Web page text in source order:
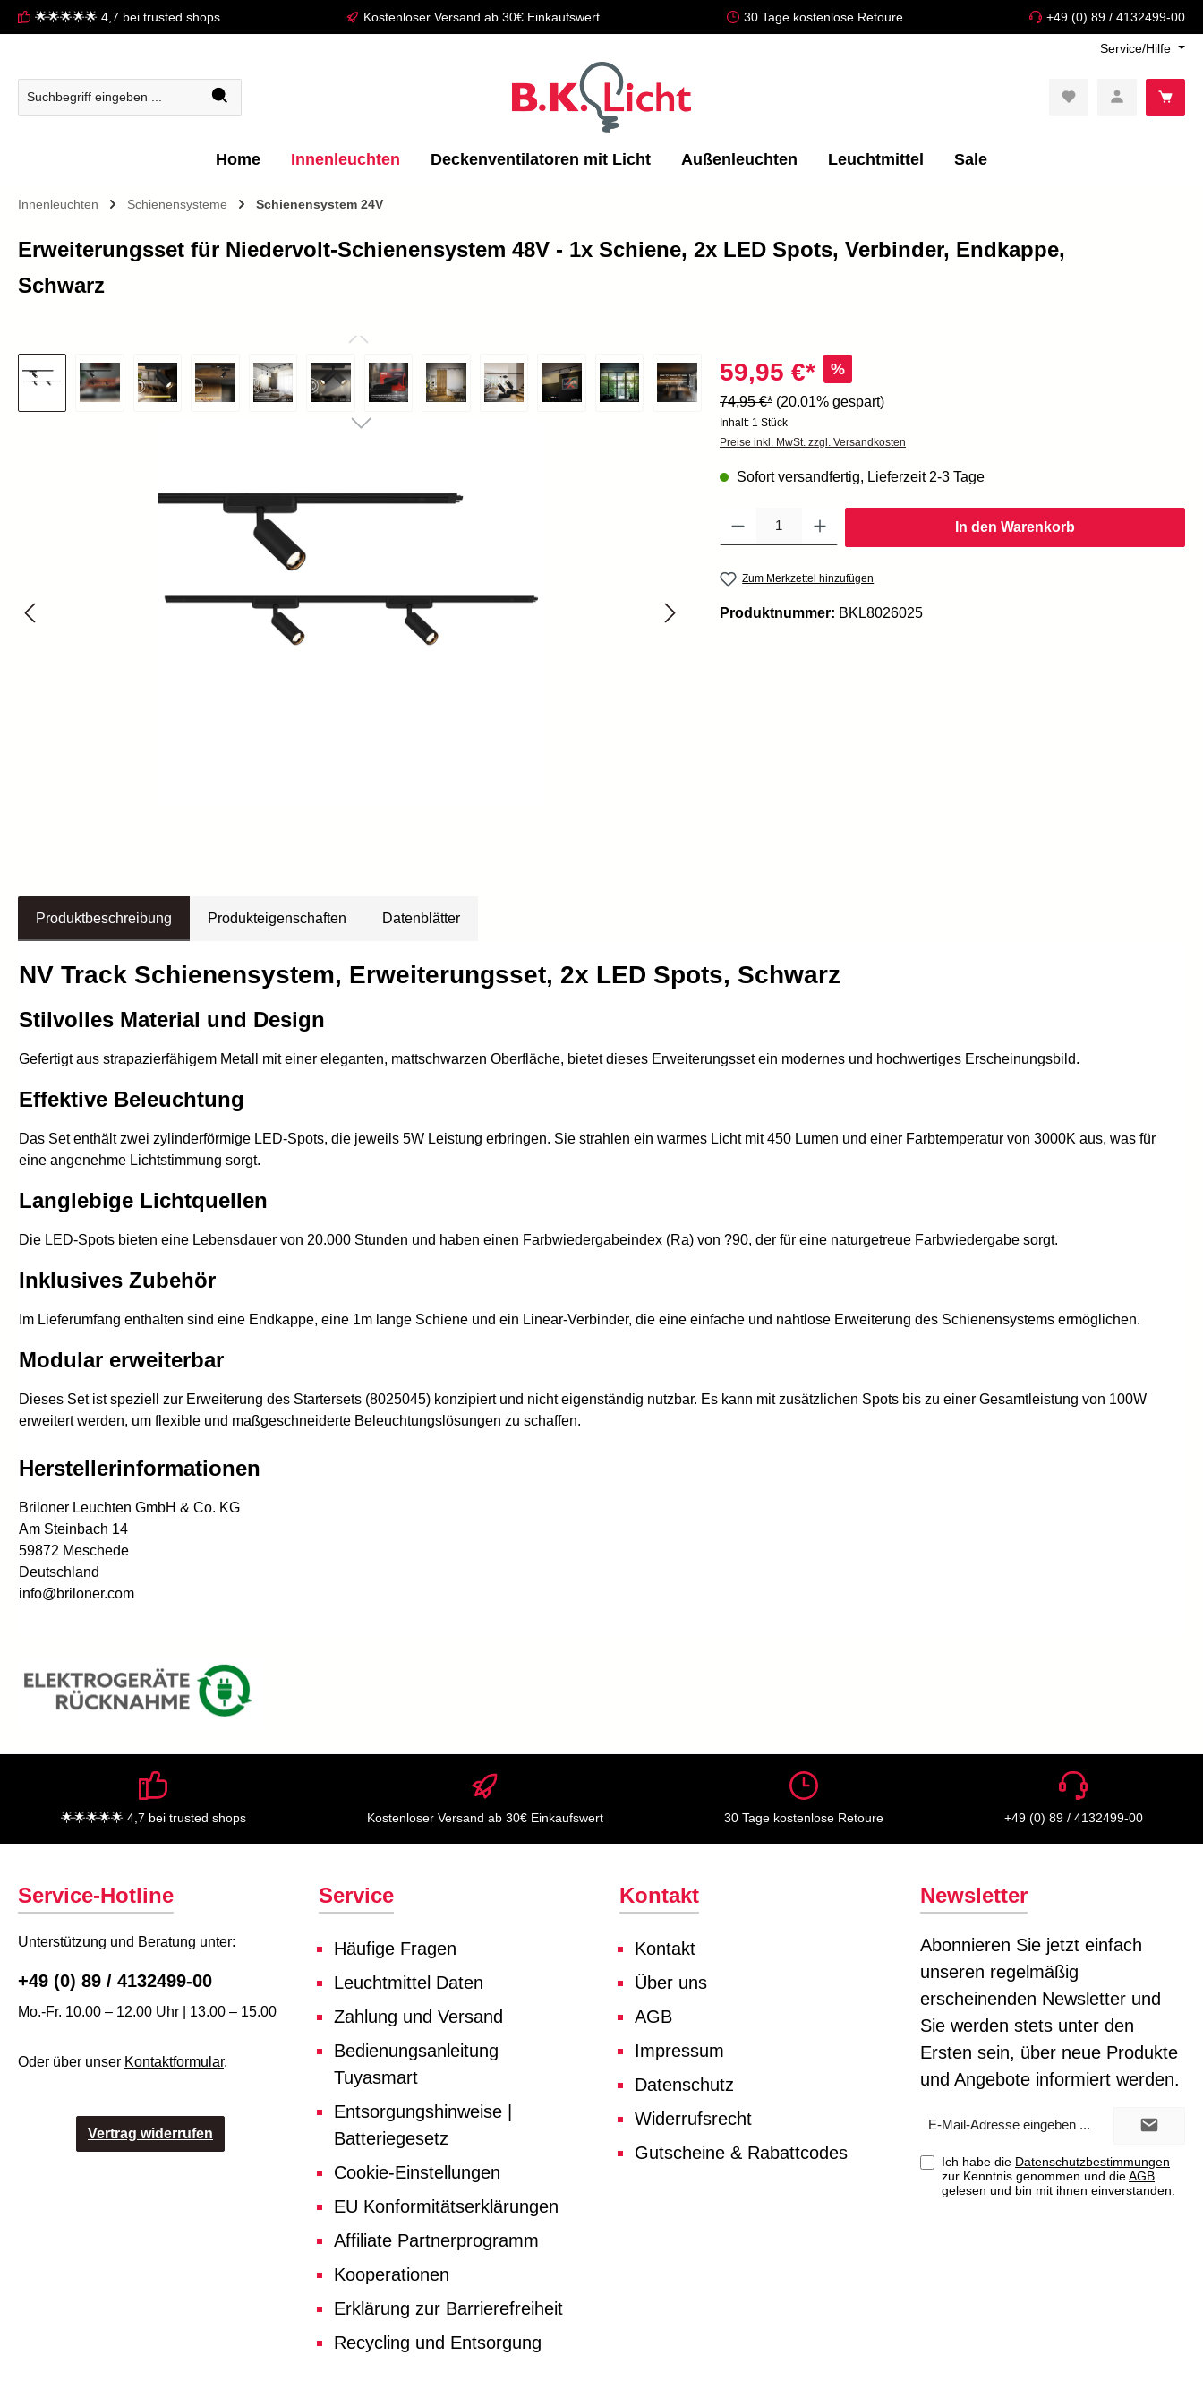
Zur Hauptnavigation springen
🌟🌟🌟🌟🌟 4,7 bei trusted shops Kostenloser Versand ab 30€ Einkaufswert 30 Tage kostenlose Retoure +49 (0) 89 / 4132499-00
Service/Hilfe
Home Innenleuchten Deckenventilatoren mit Licht Außenleuchten Leuchtmittel Sale
Innenleuchten Schienensysteme Schienensystem 24V
Erweiterungsset für Niedervolt-Schienensystem 48V - 1x Schiene, 2x LED Spots, Verbinder, Endkappe,
Schwarz
Bildergalerie überspringen 59,95 €* %
74,95 €* (20.01% gespart)
Inhalt: 1 Stück
Preise inkl. MwSt. zzgl. Versandkosten
Sofort versandfertig, Lieferzeit 2-3 Tage
In den Warenkorb
Zum Merkzettel hinzufügen
Produktnummer: BKL8026025
Produktbeschreibung Produkteigenschaften Datenblätter
NV Track Schienensystem, Erweiterungsset, 2x LED Spots, Schwarz
Stilvolles Material und Design
Gefertigt aus strapazierfähigem Metall mit einer eleganten, mattschwarzen Oberfläche, bietet dieses Erweiterungsset ein modernes und hochwertiges Erscheinungsbild.
Effektive Beleuchtung
Das Set enthält zwei zylinderförmige LED-Spots, die jeweils 5W Leistung erbringen. Sie strahlen ein warmes Licht mit 450 Lumen und einer Farbtemperatur von 3000K aus, was für
eine angenehme Lichtstimmung sorgt.
Langlebige Lichtquellen
Die LED-Spots bieten eine Lebensdauer von 20.000 Stunden und haben einen Farbwiedergabeindex (Ra) von ?90, der für eine naturgetreue Farbwiedergabe sorgt.
Inklusives Zubehör
Im Lieferumfang enthalten sind eine Endkappe, eine 1m lange Schiene und ein Linear-Verbinder, die eine einfache und nahtlose Erweiterung des Schienensystems ermöglichen.
Modular erweiterbar
Dieses Set ist speziell zur Erweiterung des Startersets (8025045) konzipiert und nicht eigenständig nutzbar. Es kann mit zusätzlichen Spots bis zu einer Gesamtleistung von 100W
erweitert werden, um flexible und maßgeschneiderte Beleuchtungslösungen zu schaffen.
Herstellerinformationen
Briloner Leuchten GmbH & Co. KG
Am Steinbach 14
59872 Meschede
Deutschland
info@briloner.com
🌟🌟🌟🌟🌟 4,7 bei trusted shops Kostenloser Versand ab 30€ Einkaufswert 30 Tage kostenlose Retoure +49 (0) 89 / 4132499-00
Service-Hotline
Unterstützung und Beratung unter:
+49 (0) 89 / 4132499-00
Mo.-Fr. 10.00 – 12.00 Uhr | 13.00 – 15.00
Oder über unser Kontaktformular.
Vertrag widerrufen
Service
Häufige Fragen
Leuchtmittel Daten
Zahlung und Versand
Bedienungsanleitung
Tuyasmart
Entsorgungshinweise |
Batteriegesetz
Cookie-Einstellungen
EU Konformitätserklärungen
Affiliate Partnerprogramm
Kooperationen
Erklärung zur Barrierefreiheit
Recycling und Entsorgung
Kontakt
Kontakt
Über uns
AGB
Impressum
Datenschutz
Widerrufsrecht
Gutscheine & Rabattcodes
Newsletter
Abonnieren Sie jetzt einfach
unseren regelmäßig
erscheinenden Newsletter und
Sie werden stets unter den
Ersten sein, über neue Produkte
und Angebote informiert werden.
Mail-
Ich habe die Datenschutzbestimmungen
zur Kenntnis genommen und dieAGB
gelesen und bin mit ihnen einverstanden.